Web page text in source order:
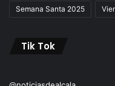
Semana Santa 2025
Tik Tok